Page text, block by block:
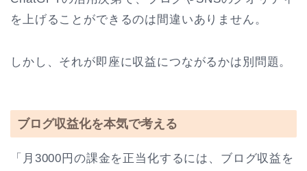
を上げることができるのは間違いありません。
しかし、それが即座に収益につながるかは別問題。
ブログ収益化を本気で考える
「月3000円の課金を正当化するには、ブログ収益を